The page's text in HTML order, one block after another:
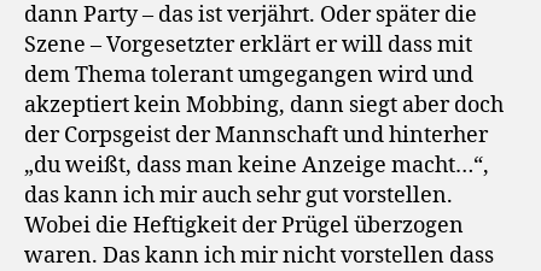
dann Party – das ist verjährt. Oder später die
Szene – Vorgesetzter erklärt er will dass mit
dem Thema tolerant umgegangen wird und
akzeptiert kein Mobbing, dann siegt aber doch
der Corpsgeist der Mannschaft und hinterher
„du weißt, dass man keine Anzeige macht…“,
das kann ich mir auch sehr gut vorstellen.
Wobei die Heftigkeit der Prügel überzogen
waren. Das kann ich mir nicht vorstellen dass